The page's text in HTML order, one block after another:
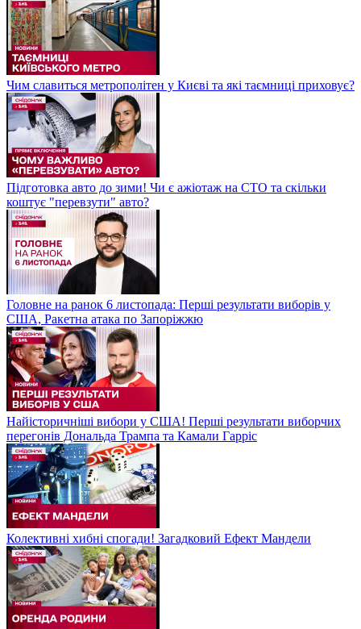
Чим славиться метрополітен у Києві та які таємниці приховує?
Підготовка авто до зими! Чи є ажіотаж на СТО та скільки
коштує "перевзути" авто?
Головне на ранок 6 листопада: Перші результати виборів у
США, Ракетна атака по Запоріжжю
Найісторичніші вибори у США! Перші результати виборчих
перегонів Дональда Трампа та Камали Гарріс
Колективні хибні спогади! Загадковий Ефект Мандели